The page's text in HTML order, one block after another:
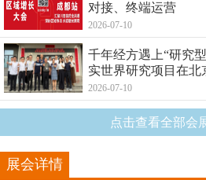
对接、终端运营
2026-07-10
千年经方遇上“研究
实世界研究项目在
2026-07-10
点击查看全部会
展会详情